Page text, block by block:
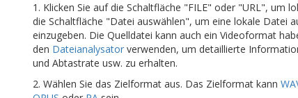
1. Klicken Sie auf die Schaltfläche "FILE" oder "URL", um
die Schaltfläche "Datei auswählen", um eine lokale Datei
einzugeben. Die Quelldatei kann auch ein Videoformat
den Dateianalysatorverwenden, um detaillierte
und Abtastrate usw. zu erhalten.
2. Wählen Sie das Zielformat aus. Das Zielformat kann